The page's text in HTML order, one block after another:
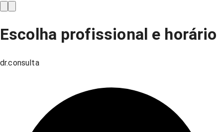
Escolha profissional e horário
dr.consulta